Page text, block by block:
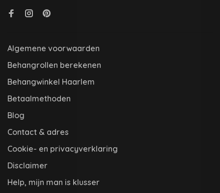
Algemene voorwaarden
Behangrollen berekenen
Behangwinkel Haarlem
Betaalmethoden
Blog
Contact & adres
Cookie- en privacyverklaring
Disclaimer
Help, mijn man is klusser